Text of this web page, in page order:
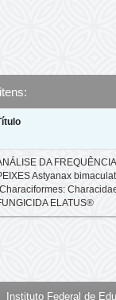
DA
Astyanax
ELATUS®
Instituto Federal de